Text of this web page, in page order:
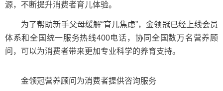
源，不断提升消费者育儿体验。
为了帮助新手父母缓解“育儿焦虑”，金领冠已经上线会员
体系和全国统一服务热线400电话，协同全国数万名营养顾
问，可以为消费者带来更加专业科学的养育支持。
金领冠营养顾问为消费者提供咨询服务